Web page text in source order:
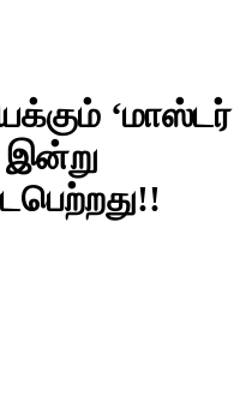
‘மாஸ்டர்
இன்று